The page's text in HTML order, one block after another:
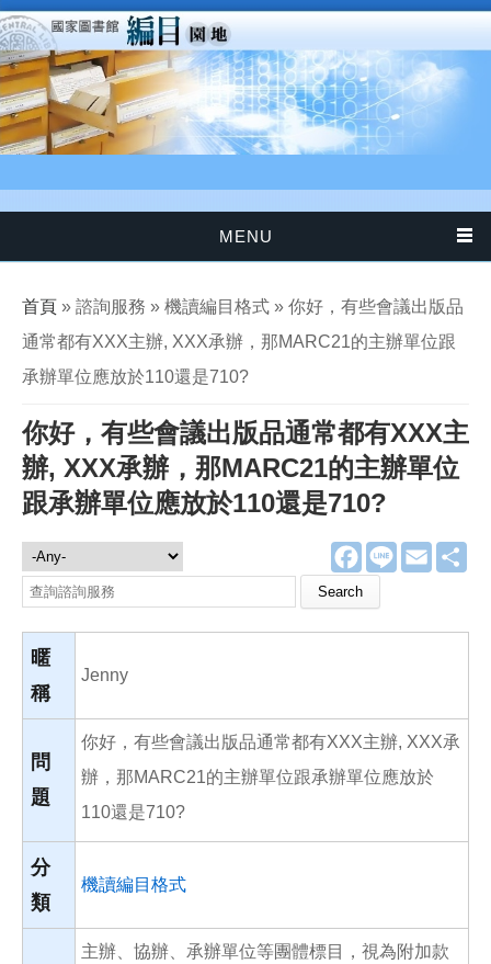
移至主內容
MENU
您在這裡
首頁 » 諮詢服務 » 機讀編目格式 » 你好，有些會議出版品
通常都有XXX主辦, XXX承辦，那MARC21的主辦單位跟
承辦單位應放於110還是710?
你好，有些會議出版品通常都有XXX主
辦, XXX承辦，那MARC21的主辦單位
跟承辦單位應放於110還是710?
F
a
e
o
L
E
m
諮詢服務
Search this site
暱
稱
Jenny
問
題
你好，有些會議出版品通常都有XXX主辦, XXX承
辦，那MARC21的主辦單位跟承辦單位應放於
110還是710?
分
類
機讀編目格式
主辦、協辦、承辦單位等團體標目，視為附加款